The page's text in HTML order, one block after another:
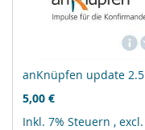
anKnüpfen update 2.5
5,00 €
Inkl. 7% Steuern , excl.